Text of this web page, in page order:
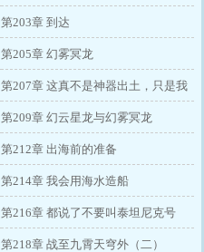
第203章 到达
第205章 幻雾冥龙
第207章 这真不是神器出土，只是我
们在挖井而已
第209章 幻云星龙与幻雾冥龙
第212章 出海前的准备
第214章 我会用海水造船
第216章 都说了不要叫泰坦尼克号
了，看，沉了吧
第218章 战至九霄天穹外（二）